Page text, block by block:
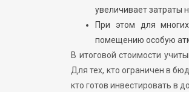
увеличивает затраты
При этом для
помещению особую
В итоговой стоимости
Для тех, кто ограничен в
кто готов инвестировать в